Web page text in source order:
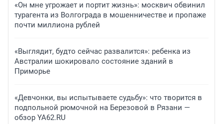
«Он мне угрожает и портит жизнь»: москвич обвинил
турагента из Волгограда в мошенничестве и пропаже
почти миллиона рублей
«Выглядит, будто сейчас развалится»: ребенка из
Австралии шокировало состояние зданий в
Приморье
«Девчонки, вы испытываете судьбу»: что творится в
подпольной рюмочной на Березовой в Рязани —
обзор YA62.RU